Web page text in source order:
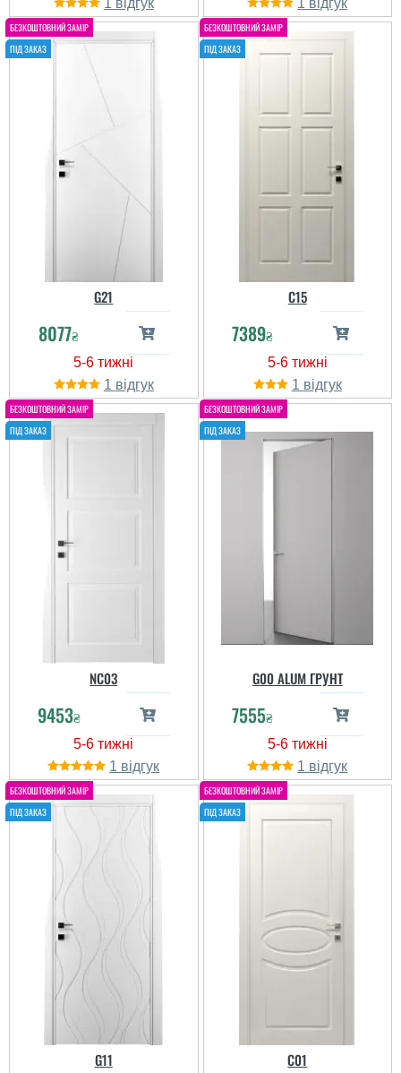
1 1
G21
8077₴
1
C15
7389₴
1
NC03
9453₴
1
G00 ALUM ГРУНТ
7555₴
1
G11 C01